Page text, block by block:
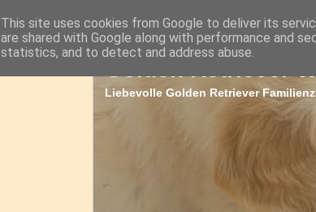
Liebevolle Golden Retriever
This site uses cookies from Google to deliver its
are shared with Google along with performance and
statistics, and to detect and address abuse.